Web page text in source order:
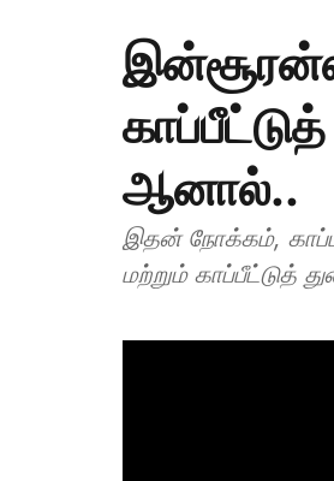
இன்சூரன்ஸ்
ஆனால்..
இதன் நோக்கம்,
மற்றும் காப்பீட்டுத்